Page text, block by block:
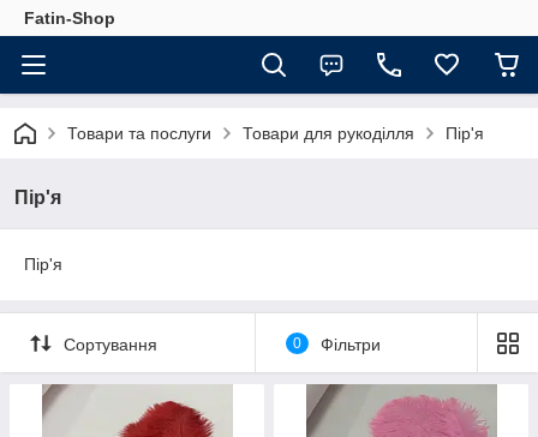
Fatin-Shop
Товари та послуги Товари для рукоділля Пір'я
Пір'я
Пір'я
Сортування 0 Фільтри